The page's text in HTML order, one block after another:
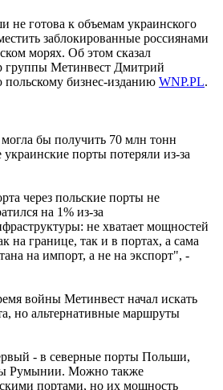
не готова к объемам украинского
заблокированные россиянами
морях. Об этом сказал
группы Метинвест Дмитрий
бизнес-изданию WNP.PL.
бы получить 70 млн тонн
украинские порты потеряли из-за
через польские порты не
на 1% из-за
не хватает мощностей
на границе, так и в портах, а сама
на импорт, а не на экспорт", -
войны Метинвест начал искать
но альтернативные маршруты
- в северные порты Польши,
Румынии. Можно также
портами, но их мощность